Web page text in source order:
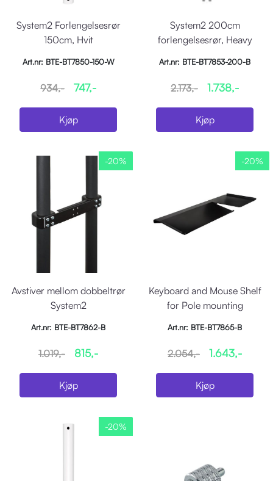
System2 Forlengelsesrør
150cm, Hvit
Art.nr: BTE-BT7850-150-W
934,- 747,-
Kjøp
System2 200cm
forlengelsesrør, Heavy
Art.nr: BTE-BT7853-200-B
2.173,- 1.738,-
Kjøp
-20%
Avstiver mellom dobbeltrør
System2
Art.nr: BTE-BT7862-B
1.019,- 815,-
Kjøp
-20%
Keyboard and Mouse Shelf
for Pole mounting
Art.nr: BTE-BT7865-B
2.054,- 1.643,-
Kjøp
-20%